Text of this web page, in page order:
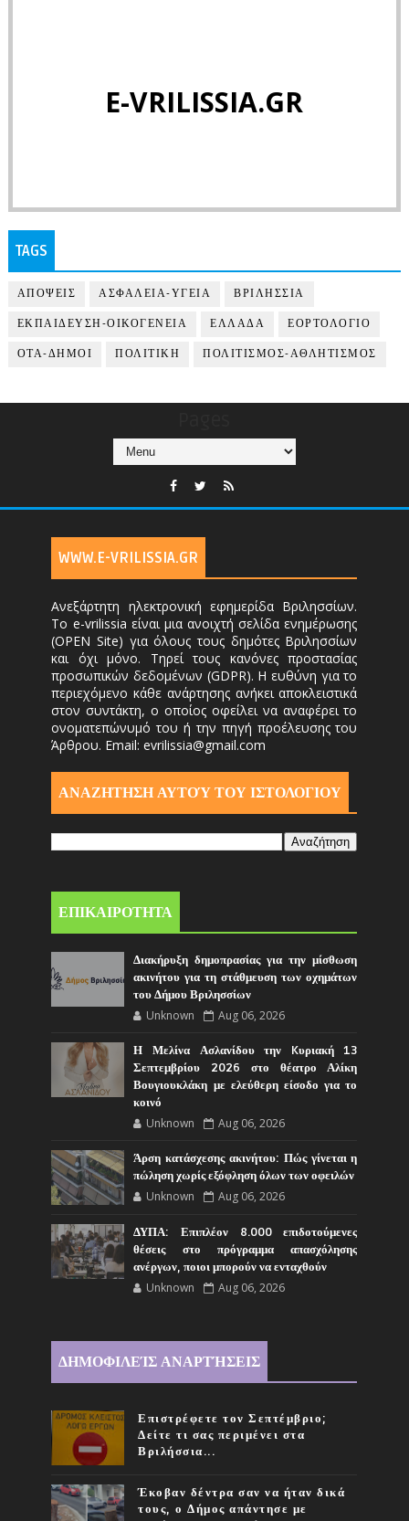
E-VRILISSIA.GR
TAGS
ΑΠΟΨΕΙΣ ΑΣΦΑΛΕΙΑ-ΥΓΕΙΑ ΒΡΙΛΗΣΣΙΑ
ΕΚΠΑΙΔΕΥΣΗ-ΟΙΚΟΓΕΝΕΙΑ ΕΛΛΑΔΑ ΕΟΡΤΟΛΟΓΙΟ
ΟΤΑ-ΔΗΜΟΙ ΠΟΛΙΤΙΚΗ ΠΟΛΙΤΙΣΜΟΣ-ΑΘΛΗΤΙΣΜΟΣ
WWW.E-VRILISSIA.GR
Ανεξάρτητη ηλεκτρονική εφημερίδα Βριλησσίων.
Το e-vrilissia είναι μια ανοιχτή σελίδα ενημέρωσης
(OPEN Site) για όλους τους δημότες Βριλησσίων
και όχι μόνο. Τηρεί τους κανόνες προστασίας
προσωπικών δεδομένων (GDPR). Η ευθύνη για το
περιεχόμενο κάθε ανάρτησης ανήκει αποκλειστικά
στον συντάκτη, ο οποίος οφείλει να αναφέρει το
ονοματεπώνυμό του ή την πηγή προέλευσης του
Άρθρου. Email: evrilissia@gmail.com
ΑΝΑΖΗΤΗΣΗ ΑΥΤΟΎ ΤΟΥ ΙΣΤΟΛΟΓΙΟΥ
ΕΠΙΚΑΙΡΟΤΗΤΑ
Διακήρυξη δημοπρασίας για την μίσθωση
ακινήτου για τη στάθμευση των οχημάτων
του Δήμου Βριλησσίων
Unknown Aug 06, 2026
Η Μελίνα Ασλανίδου την Kυριακή 13
Σεπτεμβρίου 2026 στο θέατρο Αλίκη
Βουγιουκλάκη με ελεύθερη είσοδο για το
κοινό
Unknown Aug 06, 2026
Άρση κατάσχεσης ακινήτου: Πώς γίνεται η
πώληση χωρίς εξόφληση όλων των οφειλών
Unknown Aug 06, 2026
ΔΥΠΑ: Επιπλέον 8.000 επιδοτούμενες
θέσεις στο πρόγραμμα απασχόλησης
ανέργων, ποιοι μπορούν να ενταχθούν
Unknown Aug 06, 2026
ΔΗΜΟΦΙΛΕΊΣ ΑΝΑΡΤΉΣΕΙΣ
Επιστρέφετε τον Σεπτέμβριο;
Δείτε τι σας περιμένει στα
Βριλήσσια...
Έκοβαν δέντρα σαν να ήταν δικά
τους, ο Δήμος απάντησε με